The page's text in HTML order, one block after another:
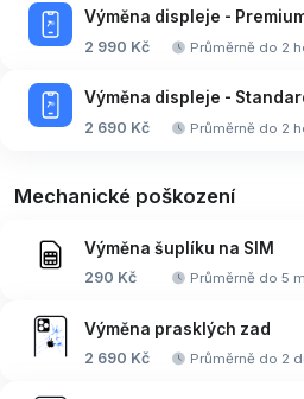
Výměna displeje -
2 990 Kč Průměrně do 2
Výměna displeje -
2 690 Kč Průměrně do 2
Mechanické poškození
Výměna šuplíku na SIM
290 Kč Průměrně do 5
Výměna prasklých zad
2 690 Kč Průměrně do 2